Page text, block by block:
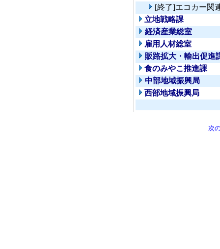
[終了]エコカー関
立地戦略課
経済産業総室
雇用人材総室
販路拡大・輸出促進
食のみやこ推進課
中部地域振興局
西部地域振興局
次